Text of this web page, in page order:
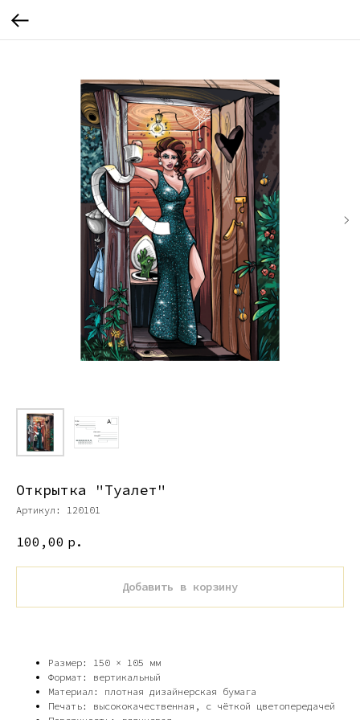
Открытка "Туалет"
Артикул: 120101
100,00 р.
Добавить в корзину
Размер: 150 × 105 мм
Формат: вертикальный
Материал: плотная дизайнерская бумага
Печать: высококачественная, с чёткой цветопередачей